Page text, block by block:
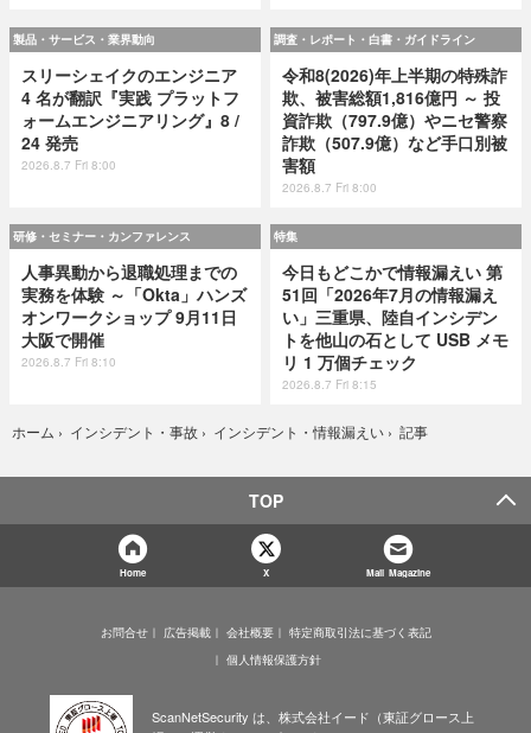
製品・サービス・業界動向
スリーシェイクのエンジニア
4 名が翻訳『実践 プラットフ
ォームエンジニアリング』8 /
24 発売
2026.8.7 Fri 8:00
調査・レポート・白書・ガイドライン
令和8(2026)年上半期の特殊詐
欺、被害総額1,816億円 ～ 投
資詐欺（797.9億）やニセ警察
詐欺（507.9億）など手口別被
害額
2026.8.7 Fri 8:00
研修・セミナー・カンファレンス
人事異動から退職処理までの
実務を体験 ～「Okta」ハンズ
オンワークショップ 9月11日
大阪で開催
2026.8.7 Fri 8:10
特集
今日もどこかで情報漏えい 第
51回「2026年7月の情報漏え
い」三重県、陸自インシデン
トを他山の石として USB メモ
リ 1 万個チェック
2026.8.7 Fri 8:15
ホーム › インシデント・事故 › インシデント・情報漏えい › 記事
TOP
Home X Mail Magazine
お問合せ 広告掲載 会社概要
特定商取引法に基づく表記
個人情報保護方針
ScanNetSecurity は、株式会社イード（東証グロース上